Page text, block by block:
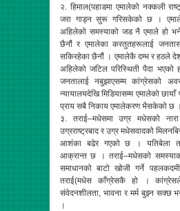
२. हिमाल(पहाडमा एमालेको नक्कली
जरा गाड्न सुरू गरिसकेको छ । एमाले
अहिलेको समस्याको जड नै एमाले हो
छैनौं र एमालेका करतुतहरूलाई
सकिरहेका छैनौं । एमालेकै दम्भ र हठले देश
अहिलेको जटिल परिस्थिती पैदा भएको
जनतालाई नबुझाएसम्म कांग्रेसको
न्यायालयदेखि मिडियासम्म एमालेको
प्राय सबै निकाय एमालेकरण भैसकेको छ ।
३. तराई–मधेसमा उग्र मधेसको
उग्रराष्ट्रबाद र उग्र मधेसवादको
आशंका बढेर गएको छ । यतिबेला
आक्रान्त छ । तराई–मधेसको समस्याको
समाधानको बाटो खोजी गर्ने
तराई(मधेस काँग्रेसकै हो ।
संवेदनशीलता, भावना र मर्म बुझ्न सक्छ
।